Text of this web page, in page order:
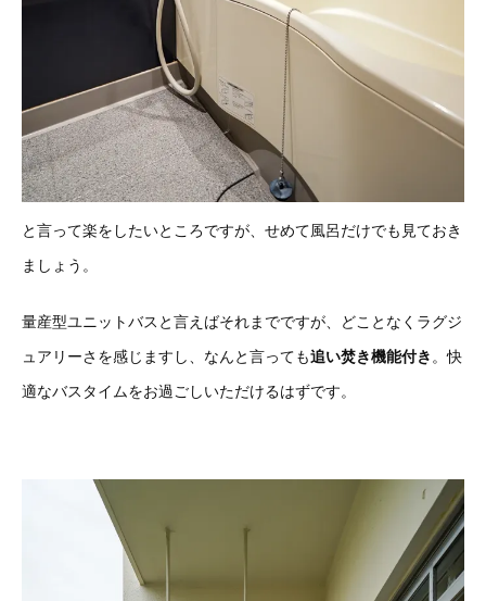
と言って楽をしたいところですが、せめて風呂だけでも見ておき
ましょう。
量産型ユニットバスと言えばそれまでですが、どことなくラグジ
ュアリーさを感じますし、なんと言っても追い焚き機能付き 。快
適なバスタイムをお過ごしいただけるはずです。